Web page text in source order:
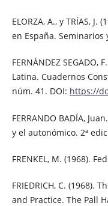
ELORZA, A., y TRÍAS,
en España. Seminarios
FERNÁNDEZ
Latina. Cuadernos
núm. 41. DOI: https://
FERRANDO BADÍA,
y el autonómico. 2ª
FRENKEL, M. (1968).
FRIEDRICH, C. (1968).
and Practice. The Pall